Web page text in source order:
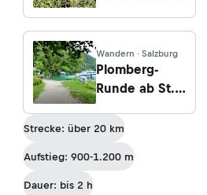
Wandern · Salzburg
Plomberg-
Runde ab St.
Strecke: über 20 km
Aufstieg: 900-1.200 m
Dauer: bis 2 h